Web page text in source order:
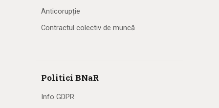
Anticorupție
Contractul colectiv de muncă
Politici BNaR
Info GDPR